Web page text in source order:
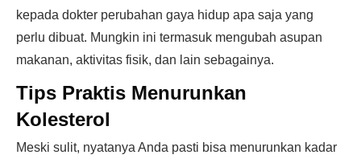
kepada dokter perubahan gaya hidup apa saja yang
perlu dibuat. Mungkin ini termasuk mengubah asupan
makanan, aktivitas fisik, dan lain sebagainya.
Tips Praktis Menurunkan
Kolesterol
Meski sulit, nyatanya Anda pasti bisa menurunkan kadar